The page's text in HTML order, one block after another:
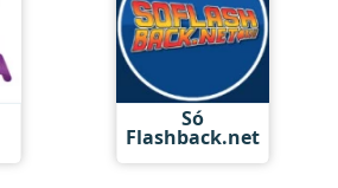
Só
Flashback.net